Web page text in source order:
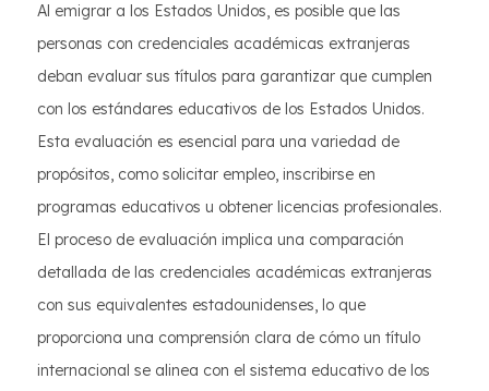
Al emigrar a los Estados Unidos, es posible que las
personas con credenciales académicas extranjeras
deban evaluar sus títulos para garantizar que cumplen
con los estándares educativos de los Estados Unidos.
Esta evaluación es esencial para una variedad de
propósitos, como solicitar empleo, inscribirse en
programas educativos u obtener licencias profesionales.
El proceso de evaluación implica una comparación
detallada de las credenciales académicas extranjeras
con sus equivalentes estadounidenses, lo que
proporciona una comprensión clara de cómo un título
internacional se alinea con el sistema educativo de los